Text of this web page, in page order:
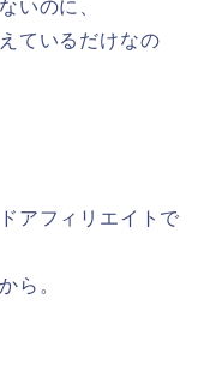
いのに、
ているだけなの
アフィリエイトで
ら。